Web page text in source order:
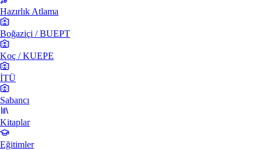
Hazırlık Atlama
Boğaziçi / BUEPT
Koç / KUEPE
İTÜ
Sabancı
Kitaplar
Eğitimler